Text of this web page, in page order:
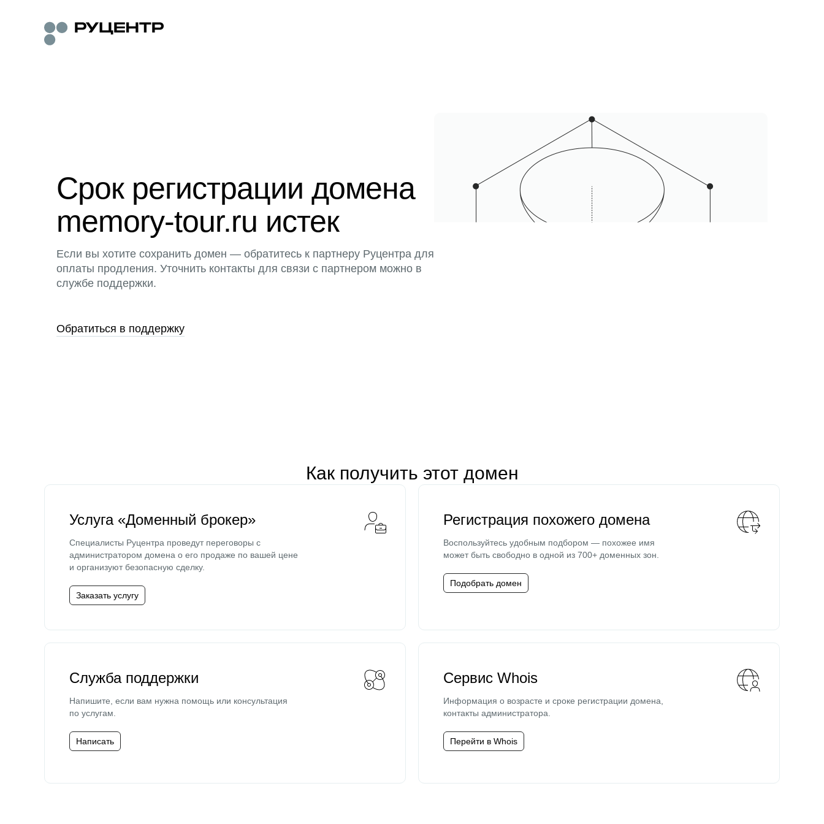
Срок регистрации домена
memory-tour.ru истек
Если вы хотите сохранить домен — обратитесь к партнеру Руцентра для
оплаты продления. Уточнить контакты для связи с партнером можно в
службе поддержки.
Обратиться в поддержку
Как получить этот домен
Услуга «Доменный брокер»
Специалисты Руцентра проведут переговоры с
администратором домена о его продаже по вашей цене
и организуют безопасную сделку.
Заказать услугу
Регистрация похожего домена
Воспользуйтесь удобным подбором — похожее имя
может быть свободно в одной из 700+ доменных зон.
Подобрать домен
Служба поддержки
Напишите, если вам нужна помощь или консультация
по услугам.
Написать
Сервис Whois
Информация о возрасте и сроке регистрации домена,
контакты администратора.
Перейти в Whois